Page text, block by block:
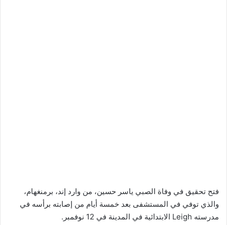
فتح تحقيق في وفاة الصبي ياسر حسين، من وارد إند، برمنغهام،
والذي توفي في المستشفى بعد خمسة أيام من إصابته برأسه في
مدرسته Leigh الابتدائية في المدينة في 12 نوفمبر.